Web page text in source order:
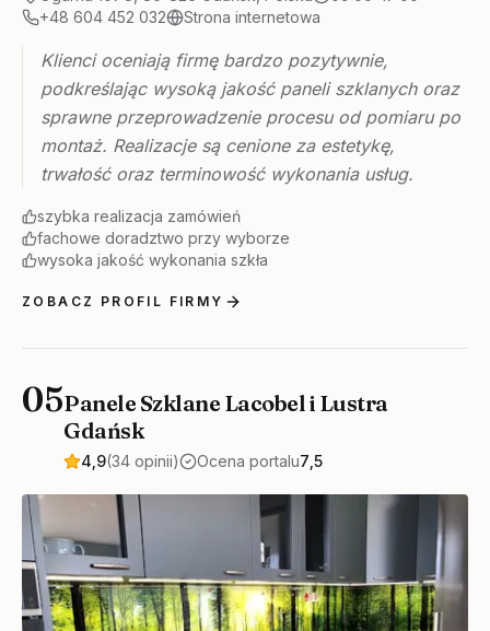
+48 604 452 032
Strona internetowa
Klienci oceniają firmę bardzo pozytywnie,
podkreślając wysoką jakość paneli szklanych oraz
sprawne przeprowadzenie procesu od pomiaru po
montaż. Realizacje są cenione za estetykę,
trwałość oraz terminowość wykonania usług.
szybka realizacja zamówień
fachowe doradztwo przy wyborze
wysoka jakość wykonania szkła
ZOBACZ PROFIL FIRMY
05Panele Szklane Lacobel i Lustra
Gdańsk
4,9(34 opinii) Ocena portalu7,5